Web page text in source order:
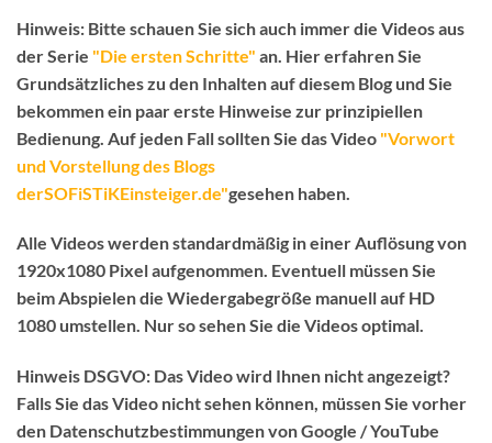
Hinweis: Bitte schauen Sie sich auch immer die Videos aus
der Serie "Die ersten Schritte" an. Hier erfahren Sie
Grundsätzliches zu den Inhalten auf diesem Blog und Sie
bekommen ein paar erste Hinweise zur prinzipiellen
Bedienung. Auf jeden Fall sollten Sie das Video "Vorwort
und Vorstellung des Blogs
derSOFiSTiKEinsteiger.de"gesehen haben.
Alle Videos werden standardmäßig in einer Auflösung von
1920x1080 Pixel aufgenommen. Eventuell müssen Sie
beim Abspielen die Wiedergabegröße manuell auf HD
1080 umstellen. Nur so sehen Sie die Videos optimal.
Hinweis DSGVO: Das Video wird Ihnen nicht angezeigt?
Falls Sie das Video nicht sehen können, müssen Sie vorher
den Datenschutzbestimmungen von Google / YouTube